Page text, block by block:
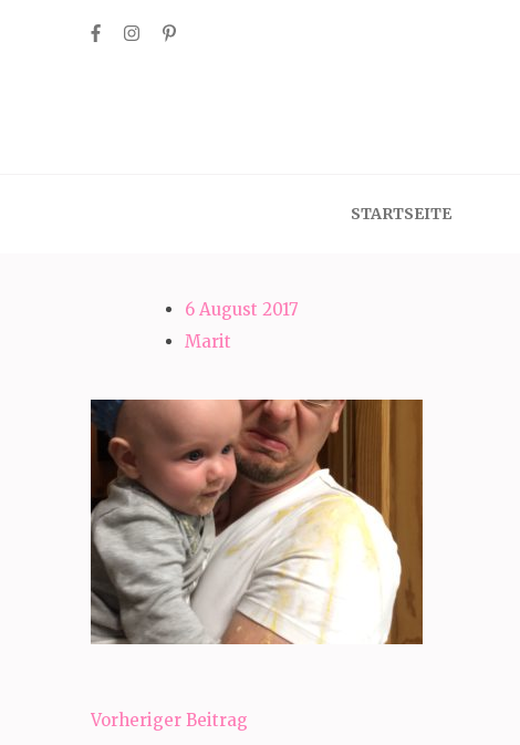
STARTSEITE
6 August 2017
Marit
Beitragsnavigation
Vorheriger Beitrag